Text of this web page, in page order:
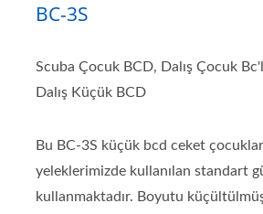
BC-3S
Scuba Çocuk BCD, Dalış Çocuk
Dalış Küçük BCD
Bu BC-3S küçük bcd ceket
yeleklerimizde kullanılan standart
kullanmaktadır. Boyutu